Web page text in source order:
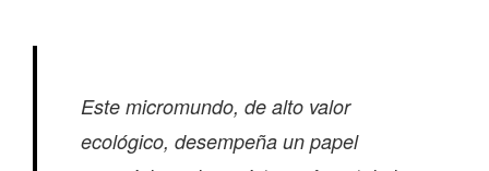
Este micromundo, de alto valor
ecológico, desempeña un papel